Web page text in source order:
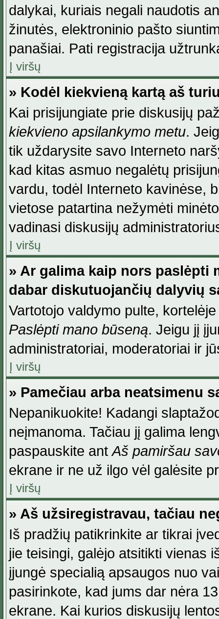
dalykai, kuriais negali naudotis
žinutės, elektroninio pašto
panašiai. Pati registracija
Į viršų
» Kodėl kiekvieną kartą aš
Kai prisijungiate prie diskusijų
kiekvieno apsilankymo metu.
tik uždarysite savo Interneto
kad kitas asmuo negalėtų
vardu, todėl Interneto kavinėse,
vietose patartina nežymėti
vadinasi diskusijų
Į viršų
» Ar galima kaip nors paslėpti
dabar diskutuojančių dalyvių
Vartotojo valdymo pulte,
Paslėpti mano būseną. Jeigu jį
administratoriai, moderatoriai ir
Į viršų
» Pamečiau arba neatsimenu
Nepanikuokite! Kadangi
neįmanoma. Tačiau jį galima
paspauskite antAš pamiršau
ekrane ir ne už ilgo vėl galėsite
Į viršų
» Aš užsiregistravau, tačiau
Iš pradžių patikrinkite ar tikrai
jie teisingi, galėjo atsitikti vienas
įjungė specialią apsaugos nuo
pasirinkote, kad jums dar nėra
ekrane. Kai kurios diskusijų